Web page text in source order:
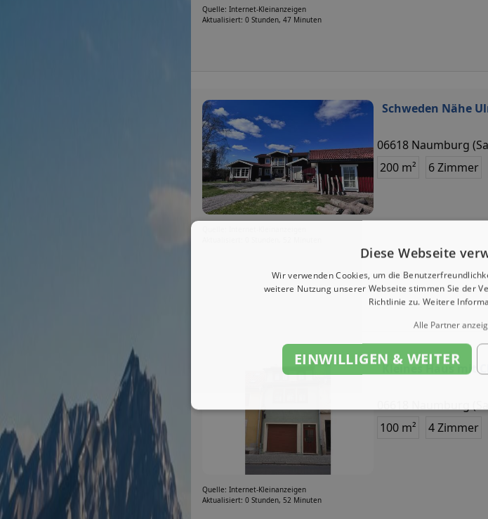
Quelle: Internet-Kleinanzeigen
Aktualisiert: 0 Stunden, 47 Minuten
Schweden Nähe
06618 Naumburg
200 m²
6 Zimmer
Kleines Haus mit
100 m²
4 Zimmer
Quelle: Internet-Kleinanzeigen
Aktualisiert: 0 Stunden, 52 Minuten
Diese Webseite
Wir verwenden Cookies, um die
weitere Nutzung unserer Webseite stimmen Sie der
Richtlinie zu. Weitere
Alle Partner
EINWILLIGEN & WEITER